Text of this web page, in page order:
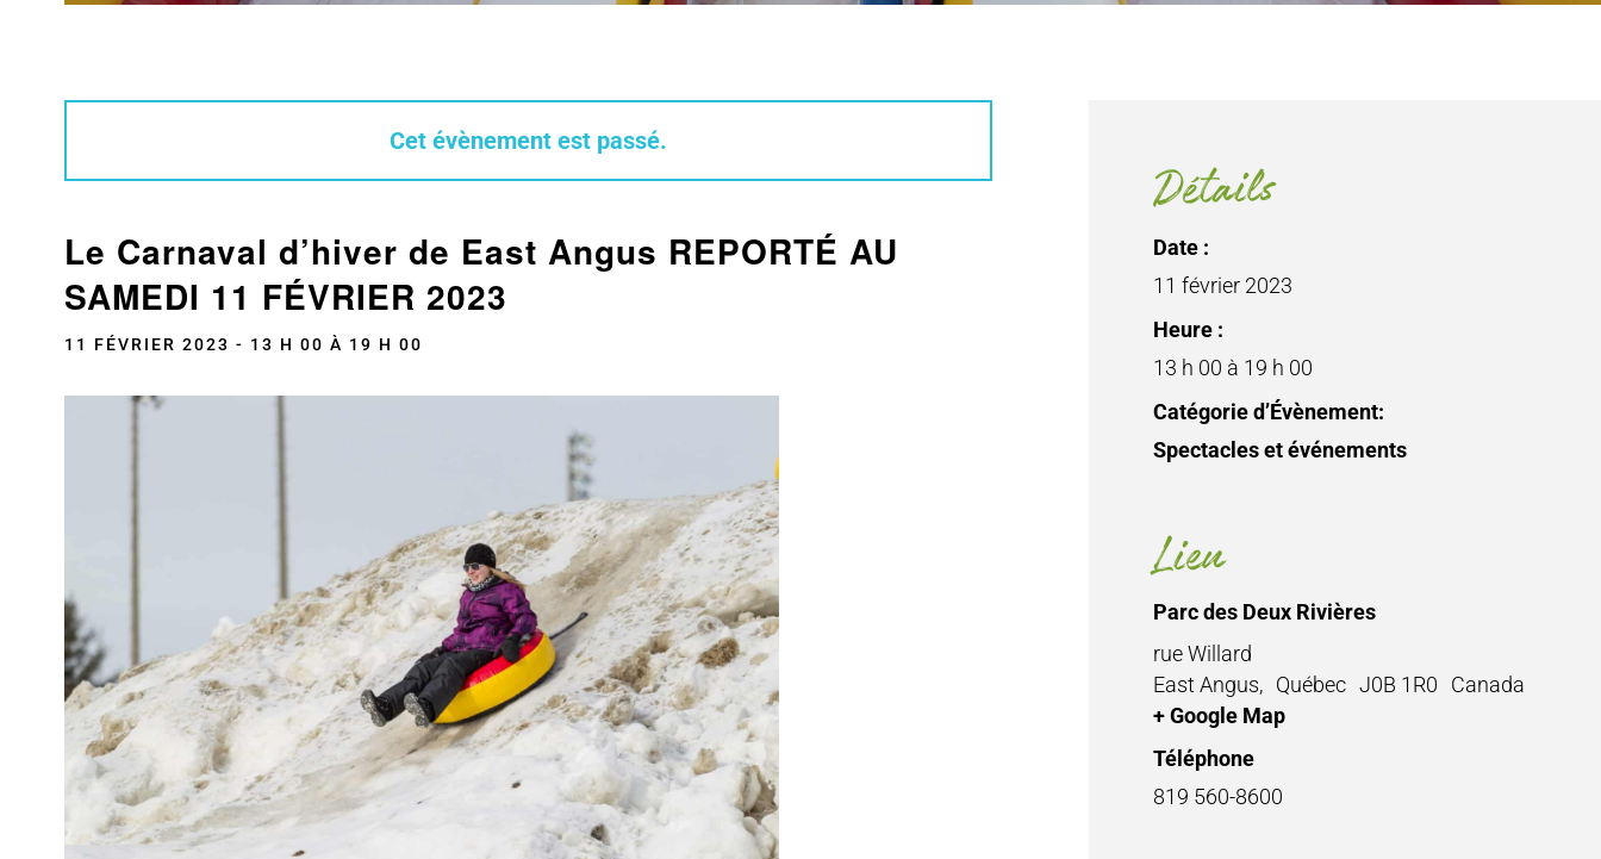
Cet évènement est passé.
Le Carnaval d’hiver de East Angus REPORTÉ AU
SAMEDI 11 FÉVRIER 2023
11 FÉVRIER 2023 - 13 H 00 À 19 H 00
Détails
Date :
11 février 2023
Heure :
13 h 00 à 19 h 00
Catégorie d’Évènement:
Spectacles et événements
Lieu
Parc des Deux Rivières
rue Willard
East Angus, Québec J0B 1R0
Canada
+ Google Map
Téléphone
819 560-8600